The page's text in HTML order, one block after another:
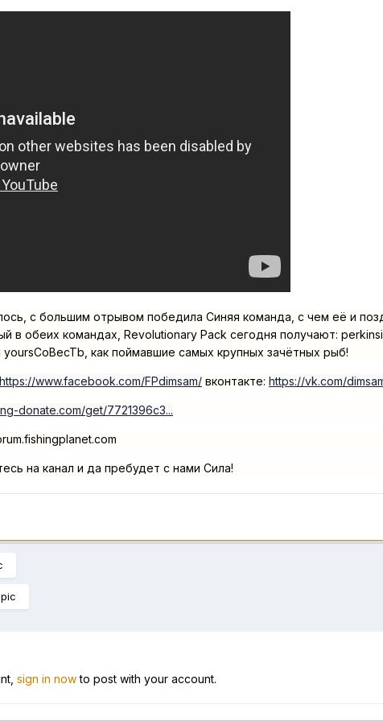
с большим отрывом победила Синяя команда, с чем её и
в обеих командах, Revolutionary Pack сегодня получают:
yoursCoBecTb, как поймавшие самых крупных зачётных рыб!
https://www.facebook.com/FPdimsam/ вконтакте: https://vk.com/
donate.com/get/7721396c3...
на канал и да пребудет с нами Сила!
sign in nowto post with your account.